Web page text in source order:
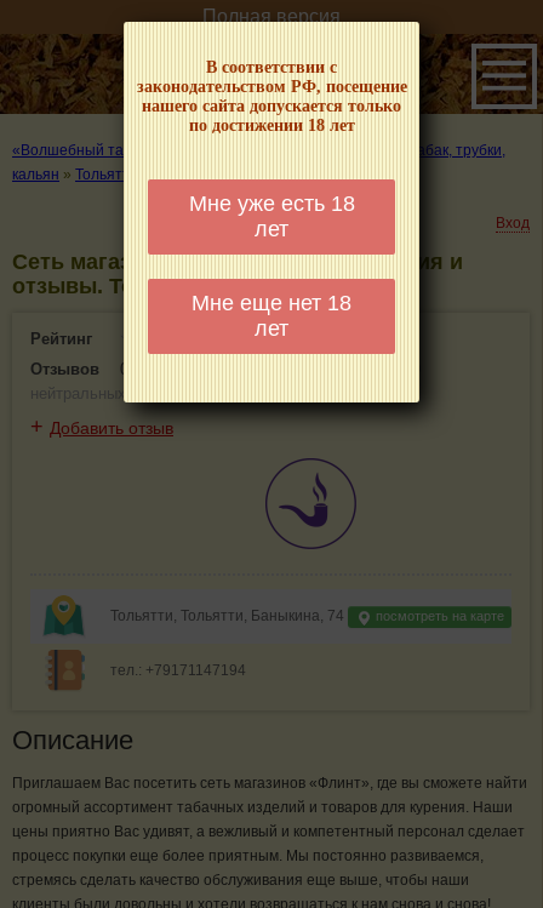
В соответствии с
законодательством РФ, посещение
нашего сайта допускается только
по достижении 18 лет
Мне уже есть 18
лет
Мне еще нет 18
лет
Полная версия
«Волшебный табачок» – о табаке и курении
Где купить табак, трубки,
кальян » Тольятти
Вход
Сеть магазинов «Флинт» - информация и
отзывы. Тольятти
Рейтинг
0(0)
Отзывов
0
нейтральных
+ Добавить отзыв
Тольятти, Тольятти, Баныкина, 74 посмотреть на карте
тел.: +79171147194
Описание
Приглашаем Вас посетить сеть магазинов «Флинт», где вы сможете найти
огромный ассортимент табачных изделий и товаров для курения. Наши
цены приятно Вас удивят, а вежливый и компетентный персонал сделает
процесс покупки еще более приятным. Мы постоянно развиваемся,
стремясь сделать качество обслуживания еще выше, чтобы наши
клиенты были довольны и хотели возвращаться к нам снова и снова!